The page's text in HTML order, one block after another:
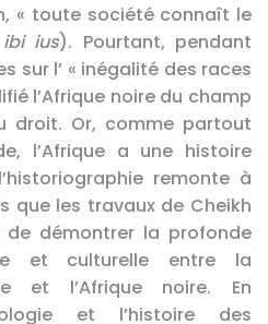
« toute société connaît le
ius). Pourtant, pendant
sur l’ « inégalité des races
l’Afrique noire du champ
droit. Or, comme partout
l’Afrique a une histoire
remonte à
que les travaux de Cheikh
démontrer la profonde
et culturelle entre la
et l’Afrique noire. En
et l’histoire des